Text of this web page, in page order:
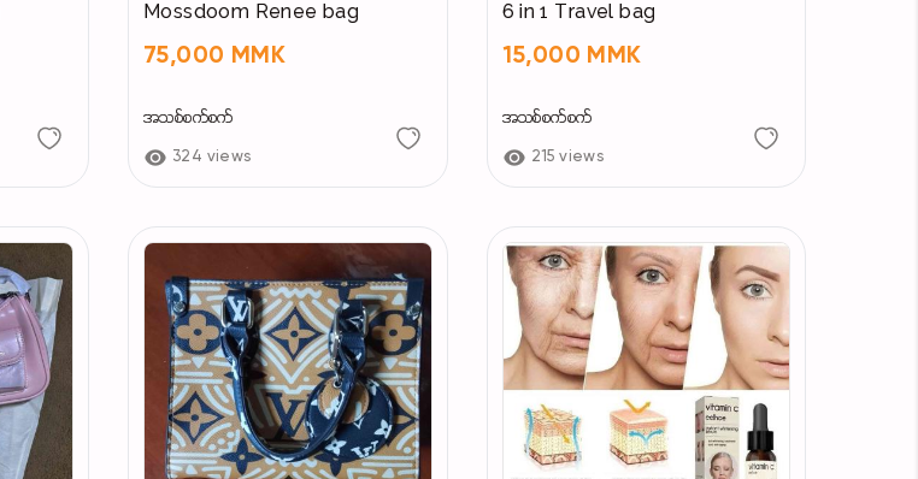
Mossdoom Renee bag
75,000 MMK
အသစ်စက်စက်
324 views
6 in 1 Travel bag
15,000 MMK
အသစ်စက်စက်
215 views